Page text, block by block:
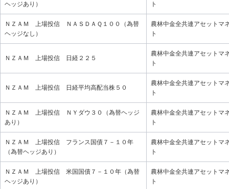
ヘッジあり）
ト
ＮＺＡＭ 上場投信 ＮＡＳＤＡＱ１００（為替
ヘッジなし）
農林中金全共連アセットマ
ト
ＮＺＡＭ 上場投信 日経２２５
農林中金全共連アセットマ
ト
ＮＺＡＭ 上場投信 日経平均高配当株５０
農林中金全共連アセットマ
ト
ＮＺＡＭ 上場投信 ＮＹダウ３０（為替ヘッジ
あり）
農林中金全共連アセットマ
ト
ＮＺＡＭ 上場投信 フランス国債７－１０年
（為替ヘッジあり）
農林中金全共連アセットマ
ト
ＮＺＡＭ 上場投信 米国国債７－１０年（為替
ヘッジあり）
農林中金全共連アセットマ
ト